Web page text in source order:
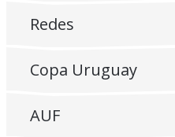
Redes
Copa Uruguay
AUF